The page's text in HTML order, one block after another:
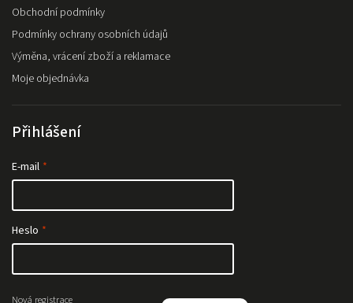
Obchodní podmínky
Podmínky ochrany osobních údajů
Výměna, vrácení zboží a reklamace
Moje objednávka
Přihlášení
E-mail
Heslo
Nová registrace